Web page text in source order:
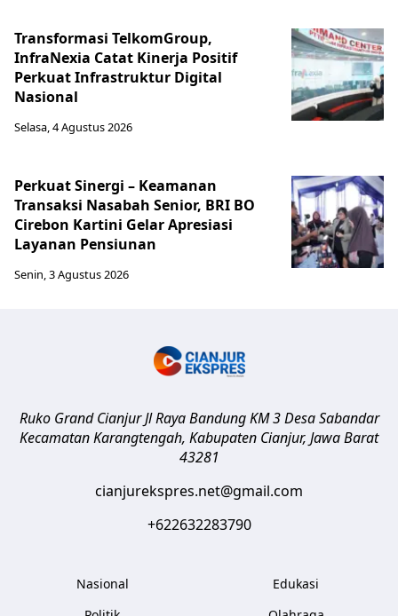
Transformasi TelkomGroup,
InfraNexia Catat Kinerja Positif
Perkuat Infrastruktur Digital
Nasional
Selasa, 4 Agustus 2026
Perkuat Sinergi – Keamanan
Transaksi Nasabah Senior, BRI BO
Cirebon Kartini Gelar Apresiasi
Layanan Pensiunan
Senin, 3 Agustus 2026
Ruko Grand Cianjur Jl Raya Bandung KM 3 Desa Sabandar
Kecamatan Karangtengah, Kabupaten Cianjur, Jawa Barat
43281
cianjurekspres.net@gmail.com
+622632283790
Nasional
Edukasi